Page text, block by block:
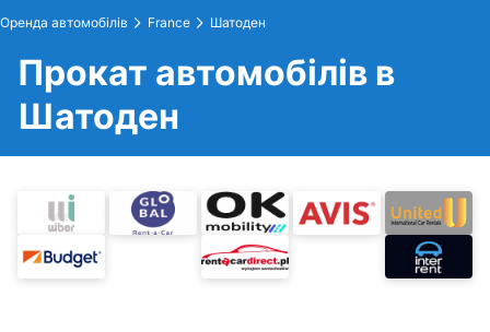
Оренда автомобілів France Шатоден
Прокат автомобілів в
Шатоден